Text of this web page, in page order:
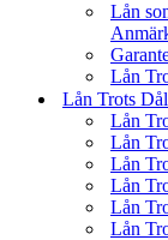
Lån
Lån
Lån Trots
Lån
Lån
Lån
Lån
Lån
Lån